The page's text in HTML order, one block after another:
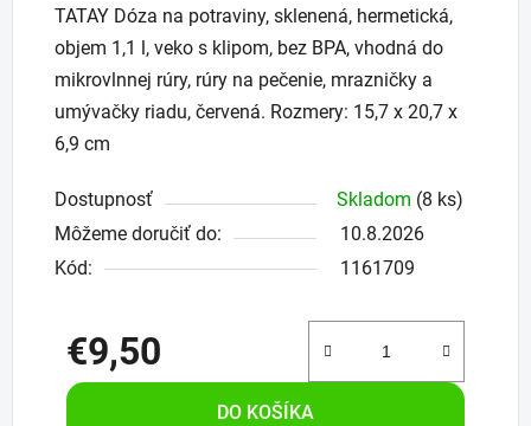
TATAY Dóza na potraviny, sklenená, hermetická,
objem 1,1 l, veko s klipom, bez BPA, vhodná do
mikrovlnnej rúry, rúry na pečenie, mrazničky a
umývačky riadu, červená. Rozmery: 15,7 x 20,7 x
6,9 cm
Dostupnosť Skladom (8 ks)
Môžeme doručiť do:
10.8.2026
Kód:
1161709
€9,50
Jednotková cena:
DO KOŠÍKA